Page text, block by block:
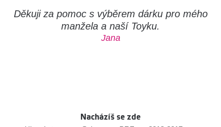
Děkuji za pomoc s výběrem dárku pro mého
manžela a naší Toyku.
Jana
Nacházíš se zde